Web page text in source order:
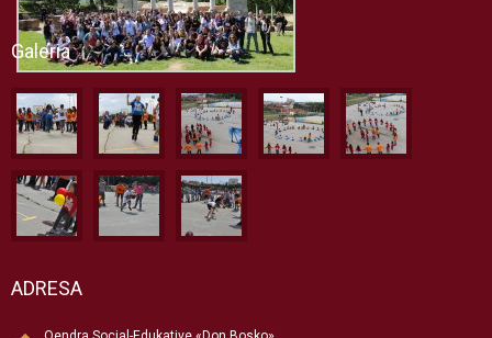
Galeria
ADRESA